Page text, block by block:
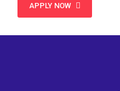
APPLY NOW